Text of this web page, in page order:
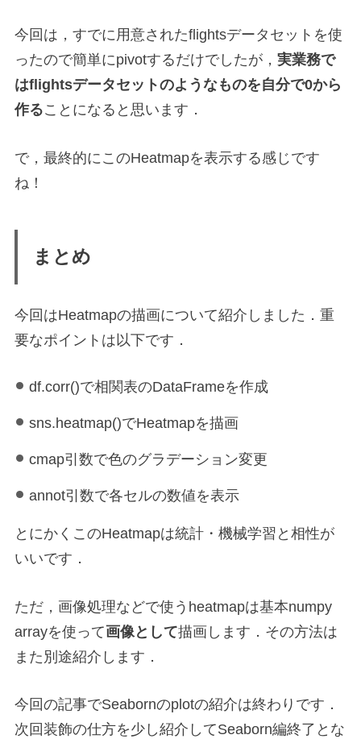
今回は，すでに用意されたflightsデータセットを使
ったので簡単にpivotするだけでしたが， 実業務で
はflightsデータセットのようなものを自分で0から
作ることになると思います．
で，最終的にこのHeatmapを表示する感じです
ね！
まとめ
今回はHeatmapの描画について紹介しました．重
要なポイントは以下です．
df.corr()で相関表のDataFrameを作成
sns.heatmap()でHeatmapを描画
cmap引数で色のグラデーション変更
annot引数で各セルの数値を表示
とにかくこのHeatmapは統計・機械学習と相性が
いいです．
ただ，画像処理などで使うheatmapは基本numpy
arrayを使って画像として描画します．その方法は
また別途紹介します．
今回の記事でSeabornのplotの紹介は終わりです．
次回装飾の仕方を少し紹介してSeaborn編終了とな